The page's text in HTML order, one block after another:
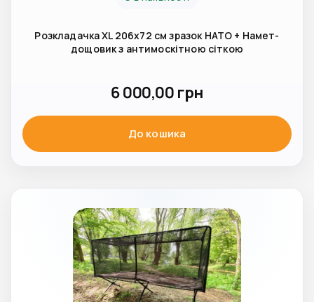
Розкладачка XL 206х72 см зразок НАТО + Намет-
дощовик з антимоскітною сіткою
6 000,00 грн
До кошика